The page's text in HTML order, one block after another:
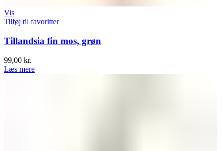
Vis
Tilføj til favoritter
Tillandsia fin mos, grøn
99,00 kr.
Læs mere